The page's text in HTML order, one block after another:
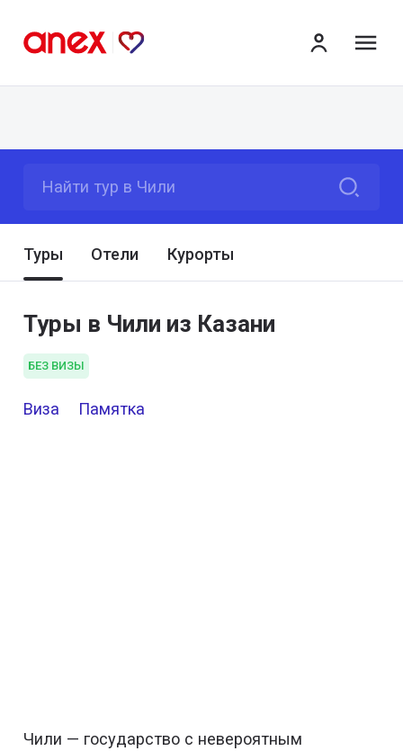
Найти тур в Чили
Туры Отели Курорты
Туры в Чили из Казани
БЕЗ ВИЗЫ
Виза Памятка
Чили — государство с невероятным